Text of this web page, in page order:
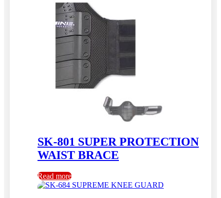
options
be
on
the
product
SK-801 SUPER PROTECTION
WAIST BRACE
Read more